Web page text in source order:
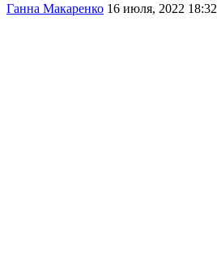
Ганна Макаренко 16 июля, 2022 18:32